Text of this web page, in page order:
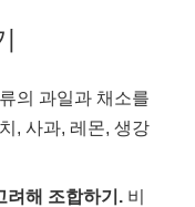
의 과일과 채소를
, 사과, 레몬, 생강
해 조합하기.
비